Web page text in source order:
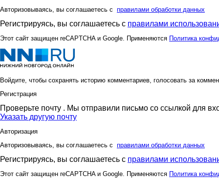
Авторизовываясь, вы соглашаетесь с правилами обработки данных
Регистрируясь, вы соглашаетесь с правилами
Этот сайт защищен reCAPTCHA и Google. Применяются Политика
Войдите, чтобы сохранять историю комментариев, голосовать за
Регистрация
Проверьте почту . Мы отправили письмо со ссылкой для
Указать другую почту
Авторизация
Авторизовываясь, вы соглашаетесь с правилами обработки данных
Регистрируясь, вы соглашаетесь с правилами
Этот сайт защищен reCAPTCHA и Google. Применяются Политика